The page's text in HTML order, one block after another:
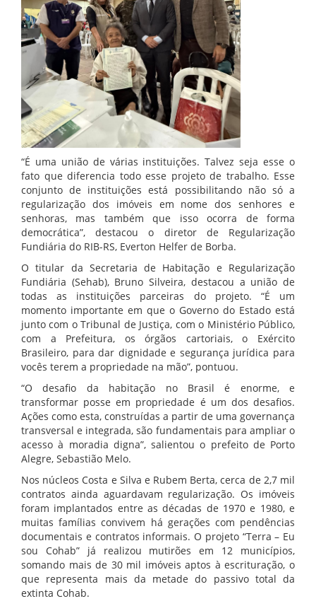
“É uma união de várias instituições. Talvez seja esse o
fato que diferencia todo esse projeto de trabalho. Esse
conjunto de instituições está possibilitando não só a
regularização dos imóveis em nome dos senhores e
senhoras, mas também que isso ocorra de forma
democrática”, destacou o diretor de Regularização
Fundiária do RIB-RS, Everton Helfer de Borba.
O titular da Secretaria de Habitação e Regularização
Fundiária (Sehab), Bruno Silveira, destacou a união de
todas as instituições parceiras do projeto. “É um
momento importante em que o Governo do Estado está
junto com o Tribunal de Justiça, com o Ministério Público,
com a Prefeitura, os órgãos cartoriais, o Exército
Brasileiro, para dar dignidade e segurança jurídica para
vocês terem a propriedade na mão”, pontuou.
“O desafio da habitação no Brasil é enorme, e
transformar posse em propriedade é um dos desafios.
Ações como esta, construídas a partir de uma governança
transversal e integrada, são fundamentais para ampliar o
acesso à moradia digna”, salientou o prefeito de Porto
Alegre, Sebastião Melo.
Nos núcleos Costa e Silva e Rubem Berta, cerca de 2,7 mil
contratos ainda aguardavam regularização. Os imóveis
foram implantados entre as décadas de 1970 e 1980, e
muitas famílias convivem há gerações com pendências
documentais e contratos informais. O projeto “Terra – Eu
sou Cohab” já realizou mutirões em 12 municípios,
somando mais de 30 mil imóveis aptos à escrituração, o
que representa mais da metade do passivo total da
extinta Cohab.